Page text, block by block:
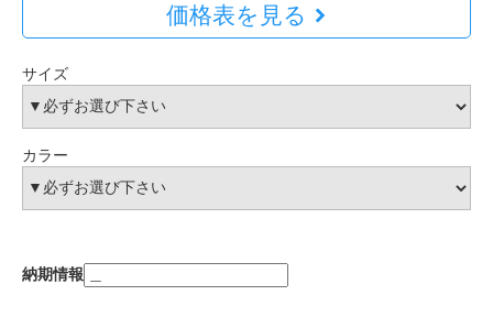
価格表を見る
サイズ
カラー
納期情報